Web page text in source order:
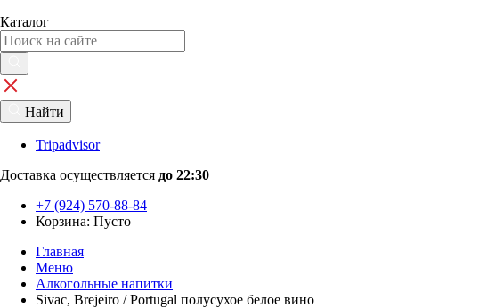
Каталог
Найти
Tripadvisor
Доставка осуществляется до 22:30
+7 (924) 570-88-84
Корзина: Пусто
Главная
Меню
Алкогольные напитки
Sivac, Brejeiro / Portugal полусухое белое вино